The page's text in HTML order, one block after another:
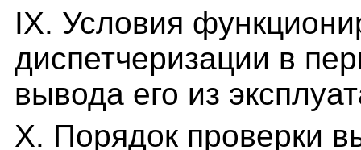
IX. Условия
диспетчеризации в
вывода его из
X. Порядок проверки